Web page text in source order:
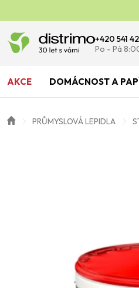
+420 541
Po - Pá
AKCE DOMÁCNOST A
PRŮMYSLOVÁ LEPIDLA